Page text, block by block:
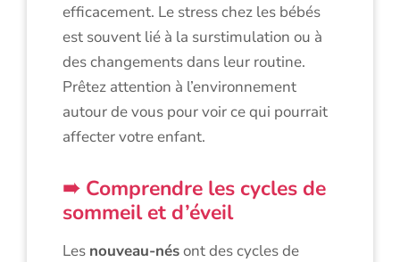
efficacement. Le stress chez les bébés
est souvent lié à la surstimulation ou à
des changements dans leur routine.
Prêtez attention à l’environnement
autour de vous pour voir ce qui pourrait
affecter votre enfant.
Comprendre les cycles de
sommeil et d’éveil
Les nouveau-nésont des cycles de